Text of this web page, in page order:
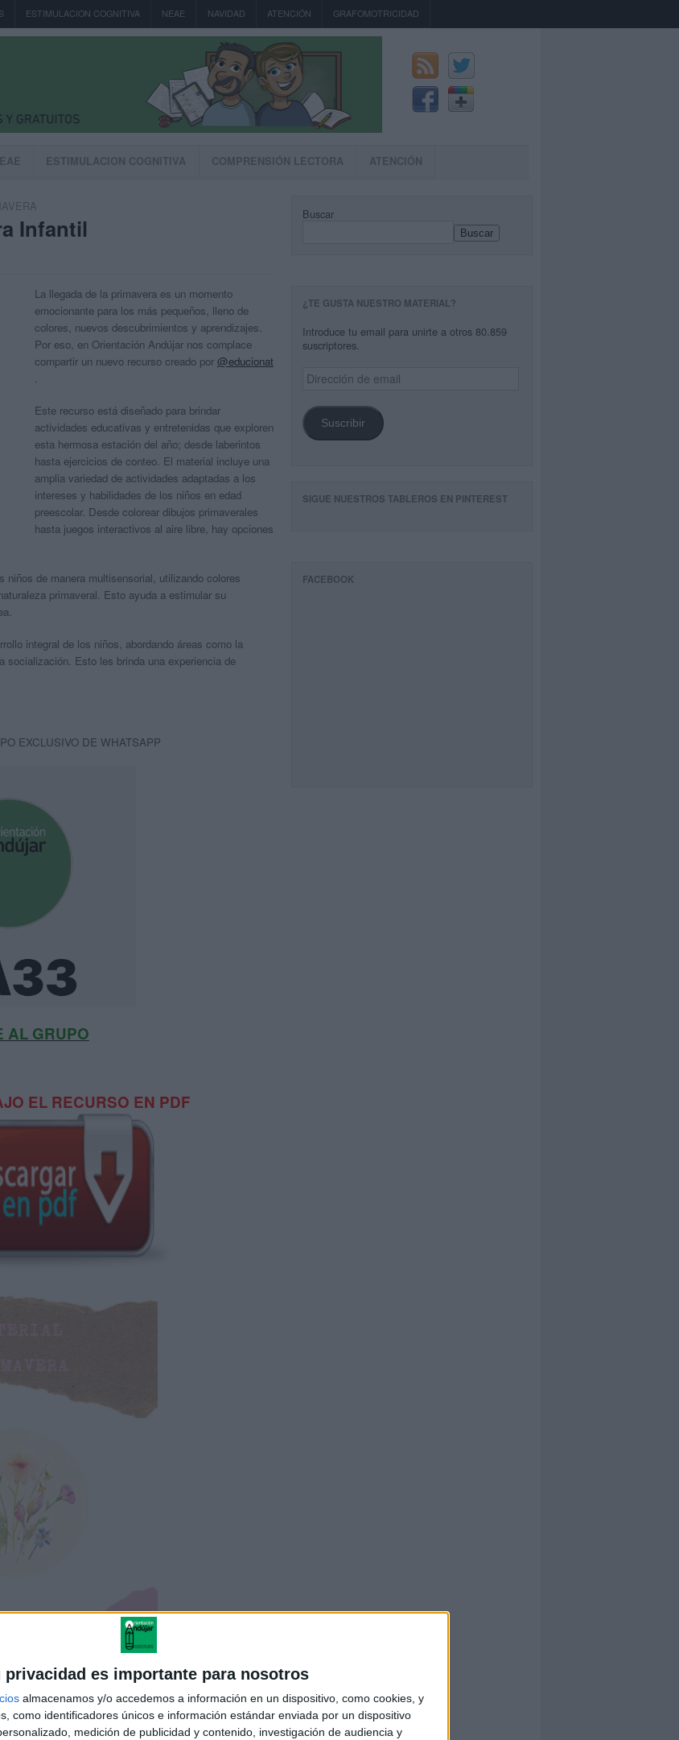
privacidad es importante para nosotros
almacenamos y/o accedemos a información en un dispositivo, como cookies, y
como identificadores únicos e información estándar enviada por un dispositivo
medición de publicidad y contenido, investigación de audiencia y
ESTIMULACION COGNITIVA NEAE NAVIDAD ATENCIÓN GRAFOMOTRICIDAD
ESTIMULACION COGNITIVA COMPRENSIÓN LECTORA ATENCIÓN
Infantil
La llegada de la primavera es un momento
emocionante para los más pequeños, lleno de
colores, nuevos descubrimientos y aprendizajes.
Por eso, en Orientación Andújar nos complace
compartir un nuevo recurso creado por @educionat
Este recurso está diseñado para brindar
actividades educativas y entretenidas que exploren
esta hermosa estación del año; desde laberintos
hasta ejercicios de conteo. El material incluye una
amplia variedad de actividades adaptadas a los
intereses y habilidades de los niños en edad
preescolar. Desde colorear dibujos primaverales
hasta juegos interactivos al aire libre, hay opciones
de manera multisensorial, utilizando colores
primaveral. Esto ayuda a estimular su
integral de los niños, abordando áreas como la
Esto les brinda una experiencia de
EXCLUSIVO DE WHATSAPP
AL GRUPO
EL RECURSO EN PDF
Buscar
Buscar
¿TE GUSTA NUESTRO MATERIAL?
Introduce tu email para unirte a otros 80.859
suscriptores.
Dirección
de
Suscribir
SIGUE NUESTROS TABLEROS EN PINTEREST
FACEBOOK